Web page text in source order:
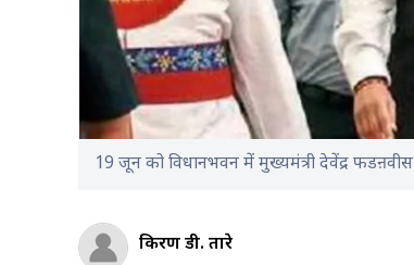
19 जून को विधानभवन में मुख्यमंत्री देवेंद्र फडऩवीस
किरण डी. तारे